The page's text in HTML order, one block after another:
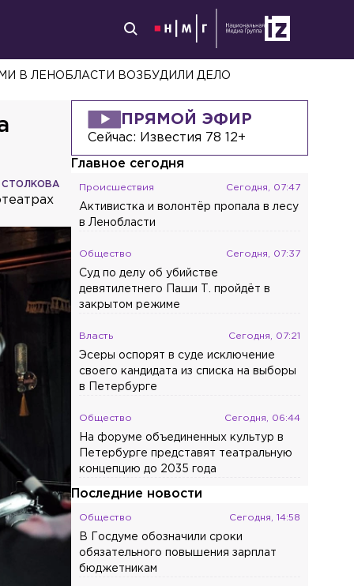
В ЛЕНОБЛАСТИ ВОЗБУДИЛИ ДЕЛО
СТОЛКОВА
ПРЯМОЙ ЭФИР
Сейчас: Известия 78 12+
Главное сегодня
Происшествия Сегодня, 07:47
Активистка и волонтёр пропала в лесу
в Ленобласти
Общество Сегодня, 07:37
Суд по делу об убийстве
девятилетнего Паши Т. пройдёт в
закрытом режиме
Власть Сегодня, 07:21
Эсеры оспорят в суде исключение
своего кандидата из списка на выборы
в Петербурге
Общество Сегодня, 06:44
На форуме объединенных культур в
Петербурге представят театральную
концепцию до 2035 года
Последние новости
Общество Сегодня, 14:58
В Госдуме обозначили сроки
обязательного повышения зарплат
бюджетникам